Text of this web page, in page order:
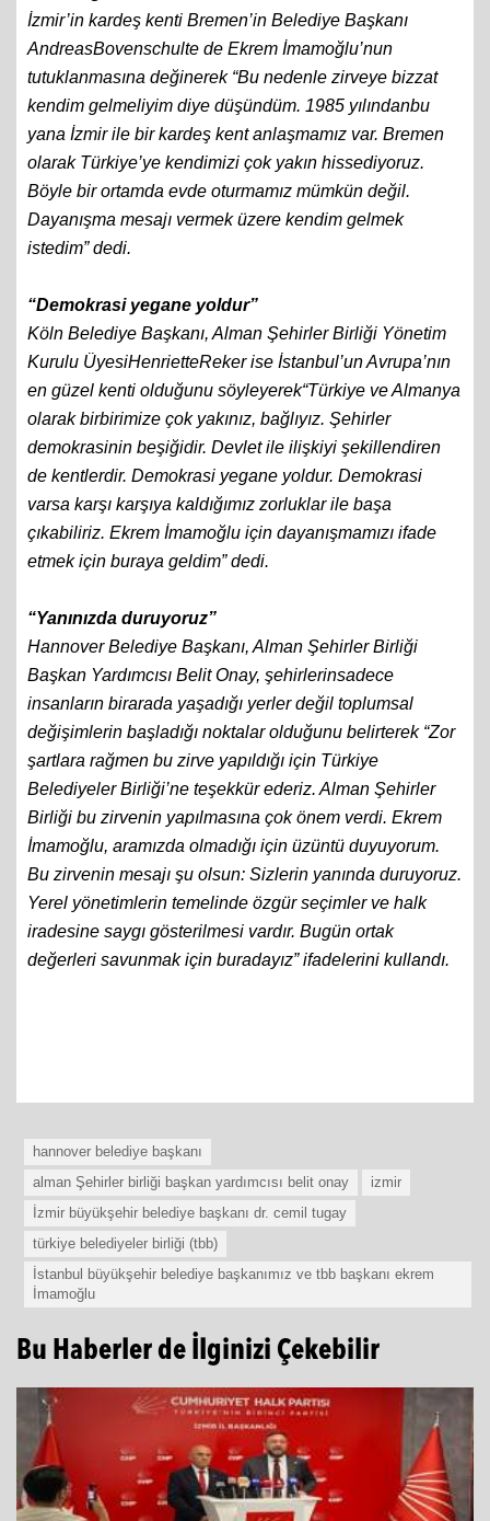
İzmir’in kardeş kenti Bremen’in Belediye Başkanı
AndreasBovenschulte de Ekrem İmamoğlu’nun
tutuklanmasına değinerek “Bu nedenle zirveye bizzat
kendim gelmeliyim diye düşündüm. 1985 yılındanbu
yana İzmir ile bir kardeş kent anlaşmamız var. Bremen
olarak Türkiye’ye kendimizi çok yakın hissediyoruz.
Böyle bir ortamda evde oturmamız mümkün değil.
Dayanışma mesajı vermek üzere kendim gelmek
istedim” dedi.
“Demokrasi yegane yoldur”
Köln Belediye Başkanı, Alman Şehirler Birliği Yönetim
Kurulu ÜyesiHenrietteReker ise İstanbul’un Avrupa’nın
en güzel kenti olduğunu söyleyerek“Türkiye ve Almanya
olarak birbirimize çok yakınız, bağlıyız. Şehirler
demokrasinin beşiğidir. Devlet ile ilişkiyi şekillendiren
de kentlerdir. Demokrasi yegane yoldur. Demokrasi
varsa karşı karşıya kaldığımız zorluklar ile başa
çıkabiliriz. Ekrem İmamoğlu için dayanışmamızı ifade
etmek için buraya geldim” dedi.
“Yanınızda duruyoruz”
Hannover Belediye Başkanı, Alman Şehirler Birliği
Başkan Yardımcısı Belit Onay, şehirlerinsadece
insanların birarada yaşadığı yerler değil toplumsal
değişimlerin başladığı noktalar olduğunu belirterek “Zor
şartlara rağmen bu zirve yapıldığı için Türkiye
Belediyeler Birliği’ne teşekkür ederiz. Alman Şehirler
Birliği bu zirvenin yapılmasına çok önem verdi. Ekrem
İmamoğlu, aramızda olmadığı için üzüntü duyuyorum.
Bu zirvenin mesajı şu olsun: Sizlerin yanında duruyoruz.
Yerel yönetimlerin temelinde özgür seçimler ve halk
iradesine saygı gösterilmesi vardır. Bugün ortak
değerleri savunmak için buradayız” ifadelerini kullandı.
hannover belediye başkanı
alman Şehirler birliği başkan yardımcısı belit onay
izmir
İzmir büyükşehir belediye başkanı dr. cemil tugay
türkiye belediyeler birliği (tbb)
İstanbul büyükşehir belediye başkanımız ve tbb başkanı ekrem
İmamoğlu
Bu Haberler de İlginizi Çekebilir